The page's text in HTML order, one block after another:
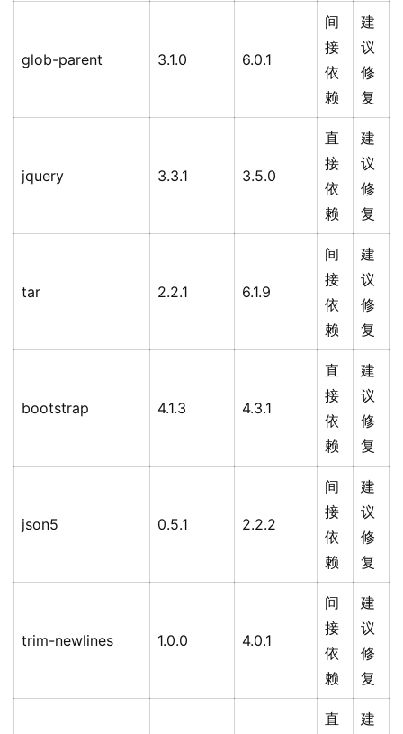
glob-parent 3.1.0 6.0.1
间
接
依
赖
建
议
修
复
jquery 3.3.1 3.5.0
直
接
依
赖
建
议
修
复
tar 2.2.1 6.1.9
间
接
依
赖
建
议
修
复
bootstrap 4.1.3 4.3.1
直
接
依
赖
建
议
修
复
json5 0.5.1 2.2.2
间
接
依
赖
建
议
修
复
trim-newlines 1.0.0 4.0.1
间
接
依
赖
建
议
修
复
直
建